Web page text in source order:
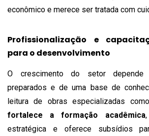
econômico e merece ser tratada com
Profissionalização e
para o desenvolvimento
O crescimento do setor depende
preparados e de uma base de
leitura de obras especializadas
fortalece a formação acadêmica
estratégica e oferece subsídios